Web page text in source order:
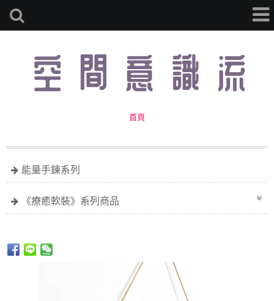
首頁
能量手鍊系列
《療癒軟裝》系列商品